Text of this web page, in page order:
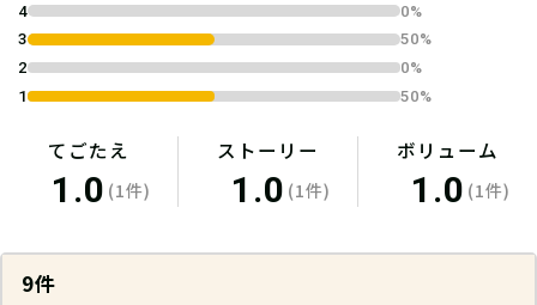
4
0%
3
50%
2
0%
1
50%
てごたえ
1.0 (1件)
ストーリー
1.0 (1件)
ボリューム
1.0 (1件)
9件